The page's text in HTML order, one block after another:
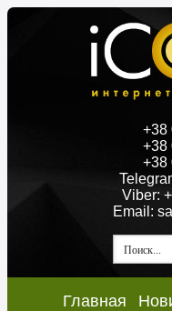
+38
+38
+38
Viber:
Email:
Главная